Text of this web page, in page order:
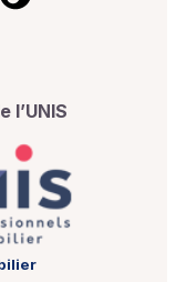
l’UNIS